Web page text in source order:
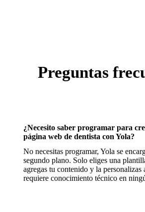
Preguntas
¿Necesito saber programar para
página web de dentista con Yola?
No necesitas programar, Yola se
segundo plano. Solo eliges una
agregas tu contenido y la personalizas
requiere conocimiento técnico en